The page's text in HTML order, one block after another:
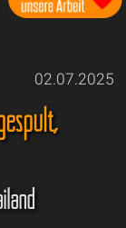
02.07.2025